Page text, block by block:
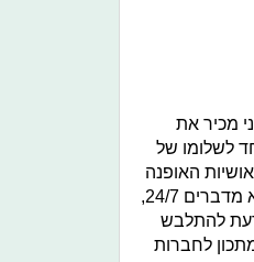
מכיר את
לשלומו של
האופנה
אותן הוא מצלם. אך למרות שאלו אנשים שהוא פוגש חודש כן חודש לא, "אנחנו לא מדברים 24/7,
להתלבש
לחברות